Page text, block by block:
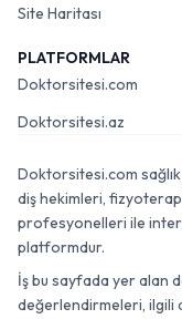
Site Haritası
PLATFORMLAR
Doktorsitesi.com
Doktorsitesi.az
Doktorsitesi.com
diş hekimleri,
profesyonelleri ile
platformdur.
İş bu sayfada yer alan
değerlendirmeleri, ilgili